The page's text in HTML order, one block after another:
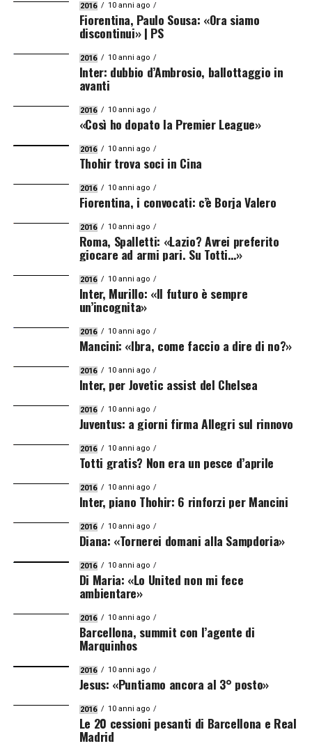
2016 10 anni ago
Fiorentina, Paulo Sousa: «Ora siamo
discontinui» | PS
2016 10 anni ago
Inter: dubbio d’Ambrosio, ballottaggio in
avanti
2016 10 anni ago
«Così ho dopato la Premier League»
2016 10 anni ago
Thohir trova soci in Cina
2016 10 anni ago
Fiorentina, i convocati: c’è Borja Valero
2016 10 anni ago
Roma, Spalletti: «Lazio? Avrei preferito
giocare ad armi pari. Su Totti…»
2016 10 anni ago
Inter, Murillo: «Il futuro è sempre
un’incognita»
2016 10 anni ago
Mancini: «Ibra, come faccio a dire di no?»
2016 10 anni ago
Inter, per Jovetic assist del Chelsea
2016 10 anni ago
Juventus: a giorni firma Allegri sul rinnovo
2016 10 anni ago
Totti gratis? Non era un pesce d’aprile
2016 10 anni ago
Inter, piano Thohir: 6 rinforzi per Mancini
2016 10 anni ago
Diana: «Tornerei domani alla Sampdoria»
2016 10 anni ago
Di Maria: «Lo United non mi fece
ambientare»
2016 10 anni ago
Barcellona, summit con l’agente di
Marquinhos
2016 10 anni ago
Jesus: «Puntiamo ancora al 3° posto»
2016 10 anni ago
Le 20 cessioni pesanti di Barcellona e Real
Madrid